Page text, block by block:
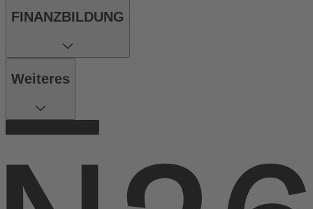
FINANZBILDUNG
Weiteres